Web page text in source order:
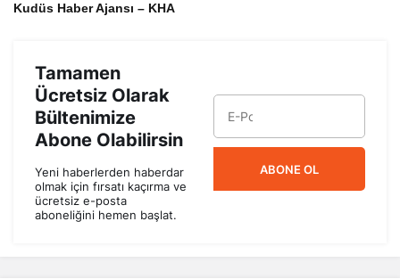
Kudüs Haber Ajansı – KHA
Tamamen
Ücretsiz Olarak
Bültenimize
Abone Olabilirsin
Yeni haberlerden haberdar
olmak için fırsatı kaçırma ve
ücretsiz e-posta
aboneliğini hemen başlat.
ABONE OL